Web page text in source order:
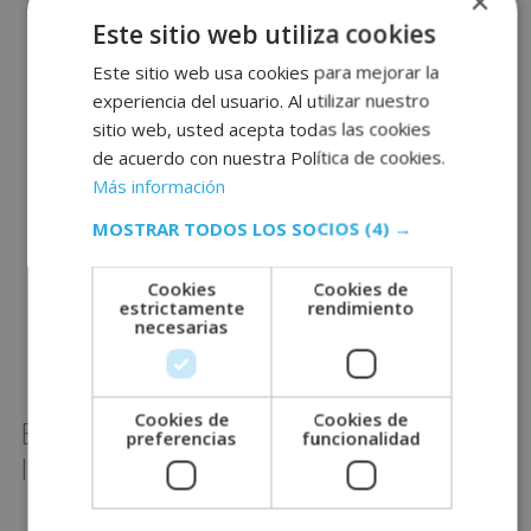
para resolver dudas y ofrecer apoyo durante
todo el proceso de estudio y examen​.
Formato Flexible:Los exámenes en Grupo
Inenka se pueden realizar en un periodo de
tiempo determinado, ofreciendo flexibilidad
para que los estudiantes elijan el momento
más conveniente dentro de ese marco​.
Evaluación Justa:Los exámenes están
comprehensiva los conocimientos adquiridos
durante el curso, utilizando una variedad de
tipos de preguntas para abarcar todas las áreas
de aprendizaje.
Beneficios de Estudiar en Grupo
Inenka
Este sitio web utiliza cookies
Este sitio web usa cookies para mejorar la
experiencia del usuario. Al utilizar nuestro
sitio web, usted acepta todas las cookies
de acuerdo con nuestra Política de cookies.
Más información
MOSTRAR TODOS LOS SOCIOS (4) →
Cookies
estrictamente
necesarias
Cookies de
rendimiento
Cookies de
preferencias
Cookies de
funcionalidad